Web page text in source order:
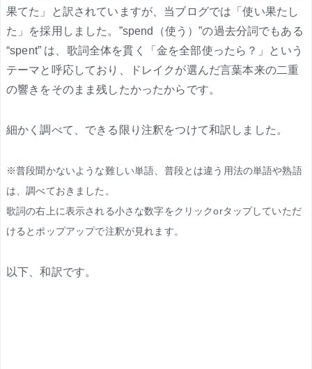
果てた」と訳されていますが、当ブログでは「使い果たし
た」を採用しました。”spend（使う）”の過去分詞でもある
“spent” は、歌詞全体を貫く「金を全部使ったら？」という
テーマと呼応しており、ドレイクが選んだ言葉本来の二重
の響きをそのまま残したかったからです。
細かく調べて、できる限り注釈をつけて和訳しました。
※普段聞かないような難しい単語、普段とは違う用法の単語や熟語
は、調べておきました。
歌詞の右上に表示される小さな数字をクリックorタップしていただ
けるとポップアップで注釈が見れます。
以下、和訳です。